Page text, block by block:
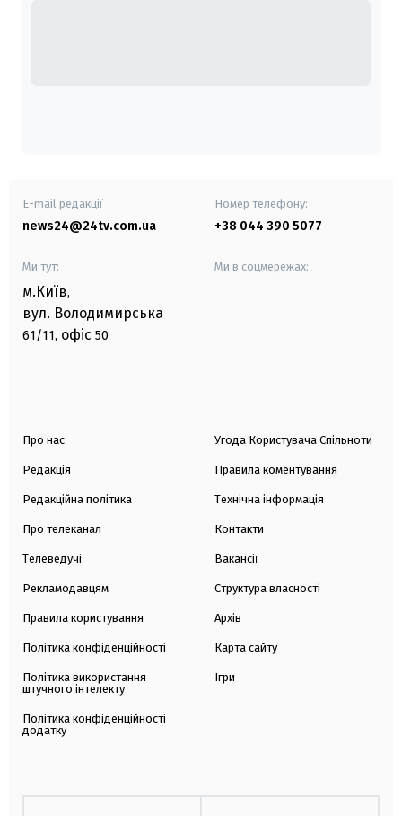
E-mail редакції
news24@24tv.com.ua
Номер телефону:
+38 044 390 5077
Ми тут:
м.Київ,
вул. Володимирська
61/11, офіс 50
Ми в соцмережах:
Про нас
Редакція
Редакційна політика
Про телеканал
Телеведучі
Рекламодавцям
Правила користування
Політика конфіденційності
Політика використання
штучного інтелекту
Політика конфіденційності
додатку
Угода Користувача Спільноти
Правила коментування
Технічна інформація
Контакти
Вакансії
Структура власності
Архів
Карта сайту
Ігри